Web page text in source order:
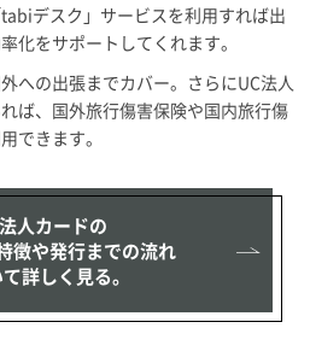
デスク」サービスを利用すれば出
化をサポートしてくれます。
への出張までカバー。さらにUC法人
ば、国外旅行傷害保険や国内旅行傷
できます。
人カードの
徴や発行までの流れ
詳しく見る。